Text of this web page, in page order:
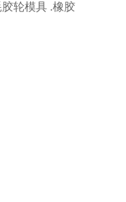
轮模具 .橡胶
计定做。